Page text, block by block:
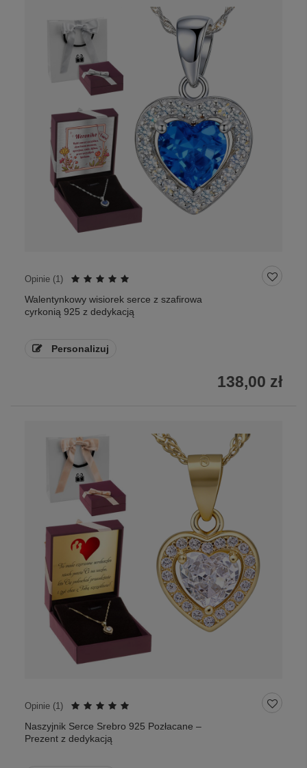
Opinie (1)
Walentynkowy wisiorek serce z szafirowa
cyrkonią 925 z dedykacją
Personalizuj
138,00 zł
Opinie (1)
Naszyjnik Serce Srebro 925 Pozłacane –
Prezent z dedykacją